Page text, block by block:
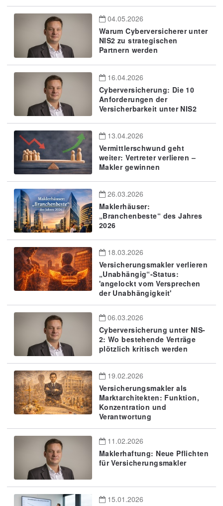
04.05.2026
Warum Cyberversicherer unter
NIS2 zu strategischen
Partnern werden
16.04.2026
Cyberversicherung: Die 10
Anforderungen der
Versicherbarkeit unter NIS2
13.04.2026
Vermittlerschwund geht
weiter: Vertreter verlieren –
Makler gewinnen
26.03.2026
Maklerhäuser:
„Branchenbeste“ des Jahres
2026
18.03.2026
Versicherungsmakler verlieren
„Unabhängig“-Status:
'angelockt vom Versprechen
der Unabhängigkeit'
06.03.2026
Cyberversicherung unter NIS-
2: Wo bestehende Verträge
plötzlich kritisch werden
19.02.2026
Versicherungsmakler als
Marktarchitekten: Funktion,
Konzentration und
Verantwortung
11.02.2026
Maklerhaftung: Neue Pflichten
für Versicherungsmakler
15.01.2026